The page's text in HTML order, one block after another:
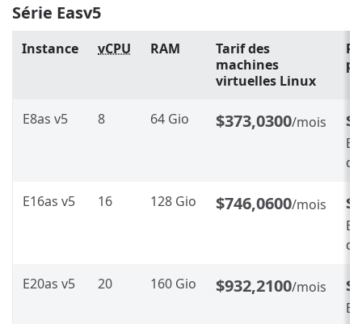
Série Easv5
Instance vCPU RAM
Tarif des
machines
virtuelles Linux
E8as v5 8 64 Gio $373,0300/mois
E16as v5 16 128 Gio $746,0600/mois
E20as v5 20 160 Gio $932,2100/mois